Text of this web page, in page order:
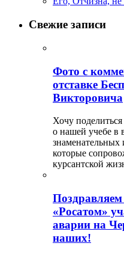
Свежие записи
Фото с
отставке
Викторовича
Хочу
о нашей учебе в
которые
курсантской
«Росатом»
аварии на
наших!